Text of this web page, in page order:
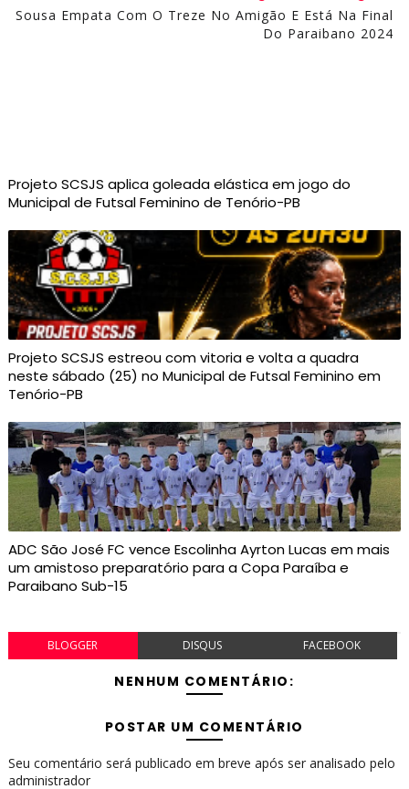
Sousa Empata Com O Treze No Amigão E Está Na Final
Do Paraibano 2024
Projeto SCSJS aplica goleada elástica em jogo do
Municipal de Futsal Feminino de Tenório-PB
Projeto SCSJS estreou com vitoria e volta a quadra
neste sábado (25) no Municipal de Futsal Feminino em
Tenório-PB
ADC São José FC vence Escolinha Ayrton Lucas em mais
um amistoso preparatório para a Copa Paraíba e
Paraibano Sub-15
BLOGGER DISQUS FACEBOOK
NENHUM COMENTÁRIO:
POSTAR UM COMENTÁRIO
Seu comentário será publicado em breve após ser analisado pelo
administrador